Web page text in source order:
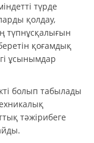
түрде
қолдау,
түпнұсқалығын
қоғамдық
ұсынымдар
болып табылады
тәжірибеге